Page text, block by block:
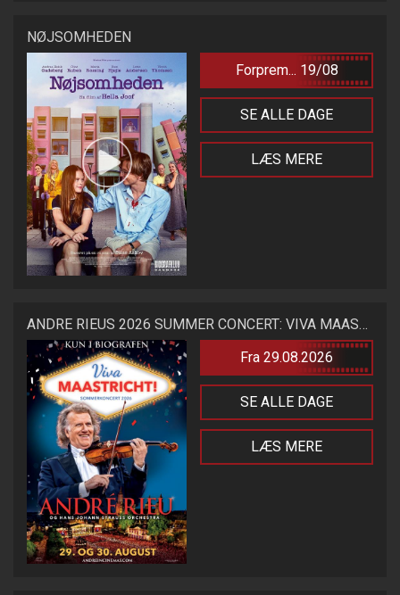
NØJSOMHEDEN
Forprem... 19/08
SE ALLE DAGE
LÆS MERE
ANDRE RIEUS 2026 SUMMER CONCERT: VIVA MAASTRICHT!
Fra 29.08.2026
SE ALLE DAGE
LÆS MERE